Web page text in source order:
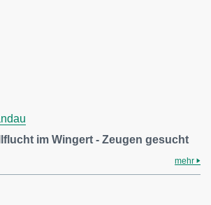
im Wingert - Zeugen gesucht
mehr